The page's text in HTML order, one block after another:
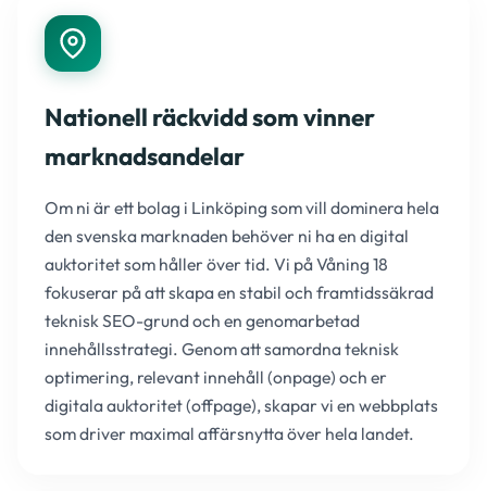
Nationell räckvidd som vinner
marknadsandelar
Om ni är ett bolag i Linköping som vill dominera hela
den svenska marknaden behöver ni ha en digital
auktoritet som håller över tid. Vi på Våning 18
fokuserar på att skapa en stabil och framtidssäkrad
teknisk SEO-grund och en genomarbetad
innehållsstrategi. Genom att samordna teknisk
optimering, relevant innehåll (onpage) och er
digitala auktoritet (offpage), skapar vi en webbplats
som driver maximal affärsnytta över hela landet.